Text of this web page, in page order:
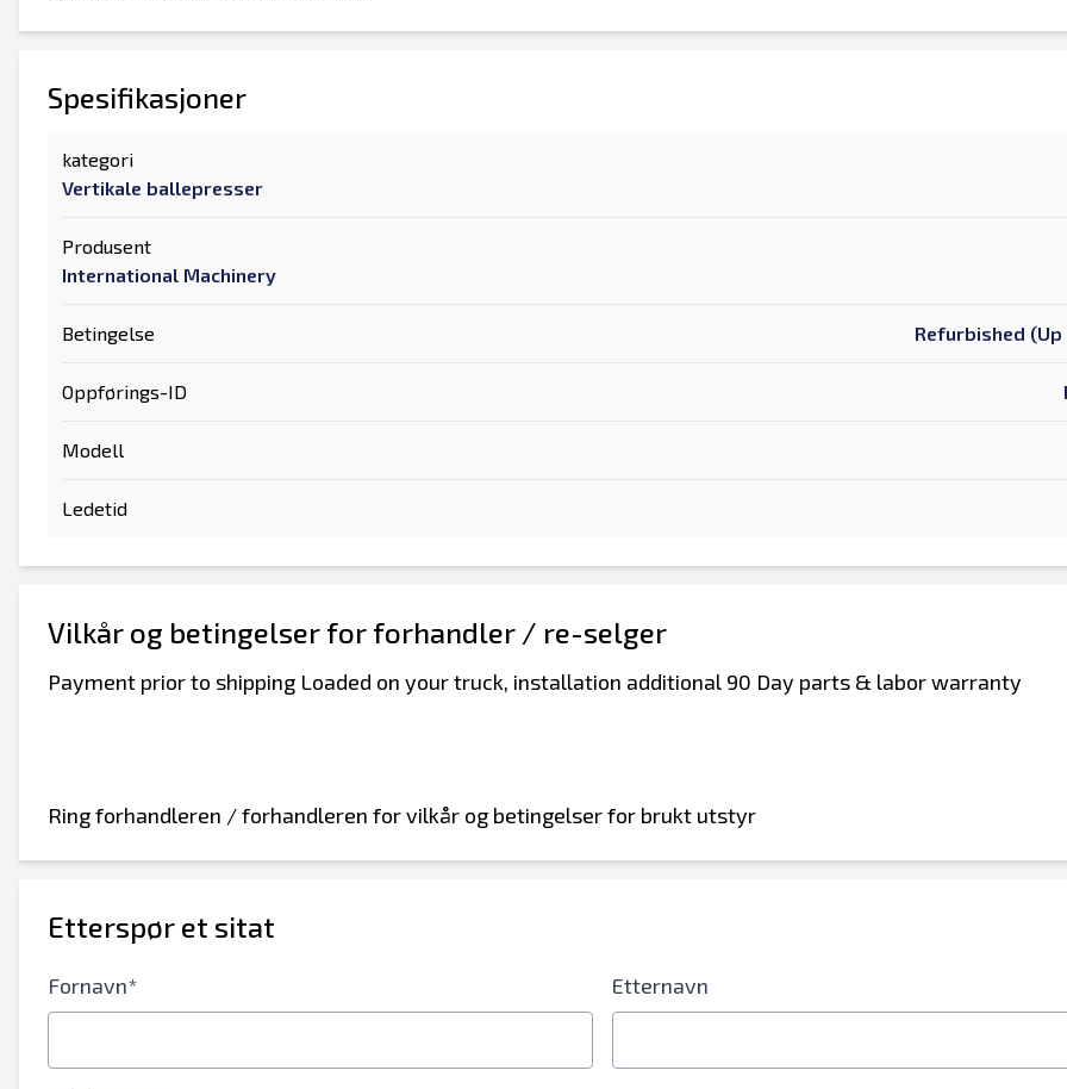
Spesifikasjoner
kategori
Vertikale ballepresser
Produsent
International Machinery
Betingelse Refurbished (Up
Oppførings-ID
Modell
Ledetid
Vilkår og betingelser for forhandler / re-selger
Payment prior to shipping Loaded on your truck, installation additional 90 Day parts & labor warranty
Ring forhandleren / forhandleren for vilkår og betingelser for brukt utstyr
Etterspør et sitat
Fornavn* Etternavn
Send a Message
Send til en venn
Det kreves enten e-postadresse eller mobilnummerfelt
Send oppføring til e-post